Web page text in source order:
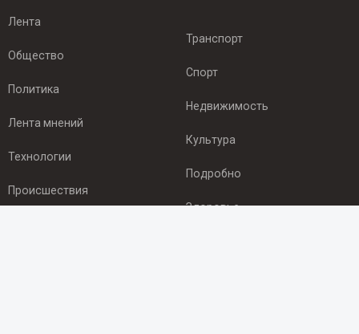
Лента
Общество
Политика
Лента мнений
Технологии
Происшествия
Транспорт
Спорт
Недвижимость
Культура
Подробно
Здоровье